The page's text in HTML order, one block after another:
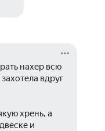
нахер всю
вдруг
и